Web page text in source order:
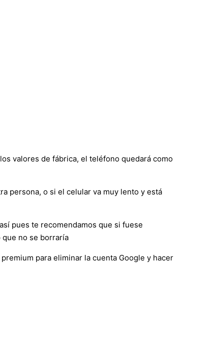
valores de fábrica, el teléfono quedará como
persona, o si el celular va muy lento y está
pues te recomendamos que si fuese
no se borraría
para eliminar la cuenta Google y hacer